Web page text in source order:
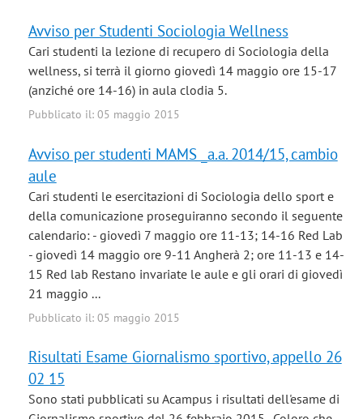
Avviso per Studenti Sociologia Wellness
Cari studenti la lezione di recupero di Sociologia della
wellness, si terrà il giorno giovedì 14 maggio ore 15-17
(anziché ore 14-16) in aula clodia 5.
Pubblicato il: 05 maggio 2015
Avviso per studenti MAMS _a.a. 2014/15, cambio
aule
Cari studenti le esercitazioni di Sociologia dello sport e
della comunicazione proseguiranno secondo il seguente
calendario: - giovedì 7 maggio ore 11-13; 14-16 Red Lab
- giovedì 14 maggio ore 9-11 Angherà 2; ore 11-13 e 14-
15 Red lab Restano invariate le aule e gli orari di giovedì
21 maggio ...
Pubblicato il: 05 maggio 2015
Risultati Esame Giornalismo sportivo, appello 26
02 15
Sono stati pubblicati su Acampus i risultati dell'esame di